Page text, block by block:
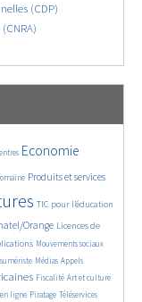
(CDP)
Economie
Produits et services
TIC pour l’éducation
Orange Licences de
Mouvements sociaux
Médias Appels
Fiscalité Art et culture
en ligne Piratage Téléservices